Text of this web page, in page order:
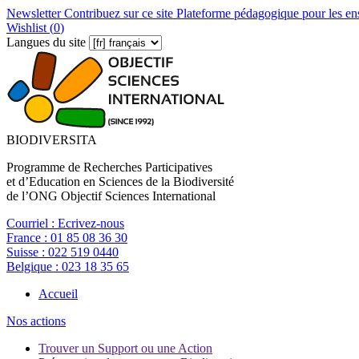
NewsletterContribuez sur ce site Plateforme pédagogique pour les
Wishlist (0)
Langues du site
BIODIVERSITA
Programme de Recherches Participatives
et d’Education en Sciences de la Biodiversité
de l’ONG Objectif Sciences International
Courriel : Ecrivez-nous
France : 01 85 08 36 30
Suisse : 022 519 0440
Belgique : 023 18 35 65
Accueil
Nos actions
Trouver un Support ou une Action